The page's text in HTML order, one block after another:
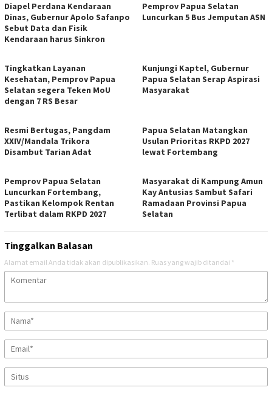
Diapel Perdana Kendaraan
Dinas, Gubernur Apolo Safanpo
Sebut Data dan Fisik
Kendaraan harus Sinkron
Pemprov Papua Selatan
Luncurkan 5 Bus Jemputan ASN
Tingkatkan Layanan
Kesehatan, Pemprov Papua
Selatan segera Teken MoU
dengan 7 RS Besar
Kunjungi Kaptel, Gubernur
Papua Selatan Serap Aspirasi
Masyarakat
Resmi Bertugas, Pangdam
XXIV/Mandala Trikora
Disambut Tarian Adat
Papua Selatan Matangkan
Usulan Prioritas RKPD 2027
lewat Fortembang
Pemprov Papua Selatan
Luncurkan Fortembang,
Pastikan Kelompok Rentan
Terlibat dalam RKPD 2027
Masyarakat di Kampung Amun
Kay Antusias Sambut Safari
Ramadaan Provinsi Papua
Selatan
Tinggalkan Balasan
Alamat email Anda tidak akan dipublikasikan. Ruas yang wajib ditandai *